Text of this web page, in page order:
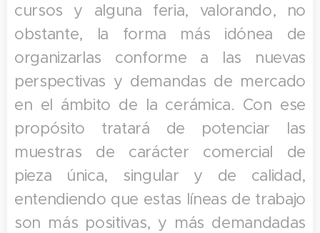
cursos y alguna feria, valorando, no
obstante, la forma más idónea de
organizarlas conforme a las nuevas
perspectivas y demandas de mercado
en el ámbito de la cerámica. Con ese
propósito tratará de potenciar las
muestras de carácter comercial de
pieza única, singular y de calidad,
entendiendo que estas líneas de trabajo
son más positivas, y más demandadas